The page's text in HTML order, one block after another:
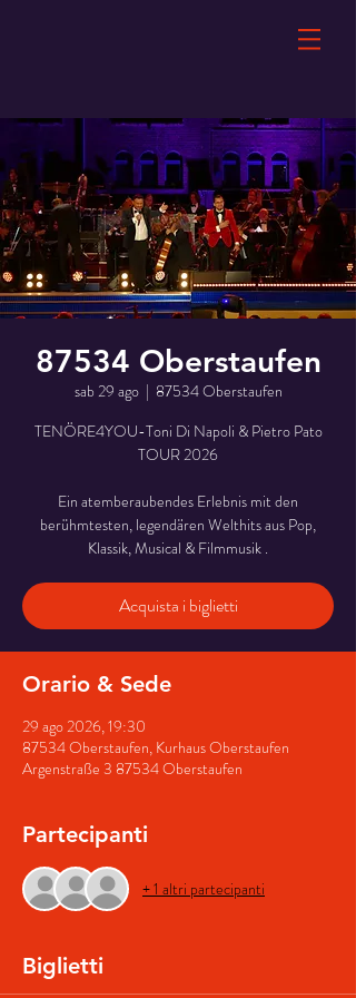
87534 Oberstaufen
sab 29 ago
  |
87534 Oberstaufen
TENÖRE4YOU-Toni Di Napoli & Pietro Pato
TOUR 2026
Ein atemberaubendes Erlebnis mit den
berühmtesten, legendären Welthits aus Pop,
Klassik, Musical & Filmmusik .
Acquista i biglietti
Orario & Sede
29 ago 2026, 19:30
87534 Oberstaufen, Kurhaus Oberstaufen
Argenstraße 3 87534 Oberstaufen
Partecipanti
+ 1 altri partecipanti
Biglietti